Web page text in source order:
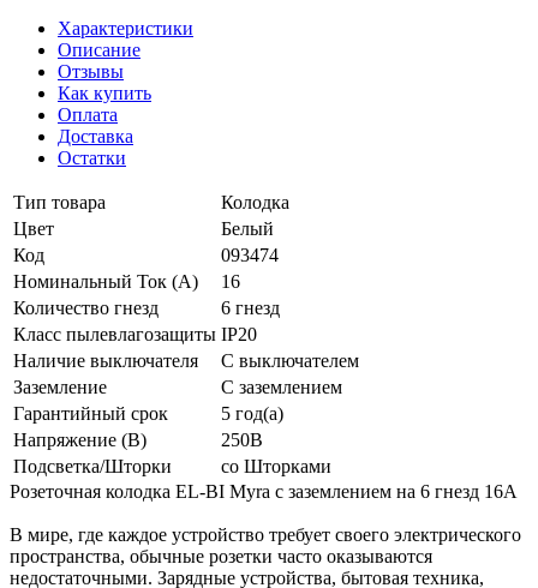
Характеристики
Описание
Отзывы
Как купить
Оплата
Доставка
Остатки
Тип товара
Колодка
Цвет
Белый
Код
093474
Номинальный Ток (A)
16
Количество гнезд
6 гнезд
Класс пылевлагозащиты IP20
Наличие выключателя
С выключателем
Заземление
С заземлением
Гарантийный срок
5 год(а)
Напряжение (В)
250В
Подсветка/Шторки
со Шторками
Розеточная колодка EL-BI Myra с заземлением на 6 гнезд 16А
В мире, где каждое устройство требует своего электрического
пространства, обычные розетки часто оказываются
недостаточными. Зарядные устройства, бытовая техника,